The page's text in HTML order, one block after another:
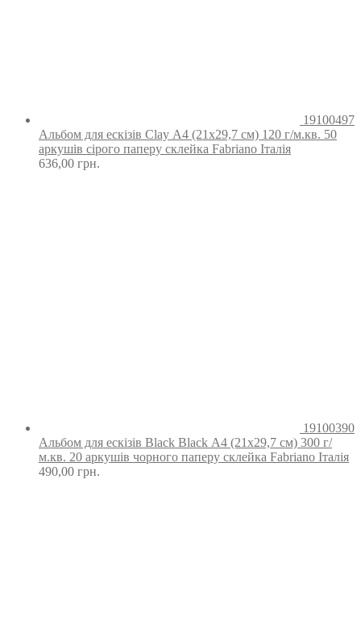
19100497
Альбом для ескізів Clay А4 (21х29,7 см) 120 г/м.кв. 50
аркушів сірого паперу склейка Fabriano Італія
636,00 грн.
19100390
Альбом для ескізів Black Black А4 (21х29,7 см) 300 г/
м.кв. 20 аркушів чорного паперу склейка Fabriano Італія
490,00 грн.